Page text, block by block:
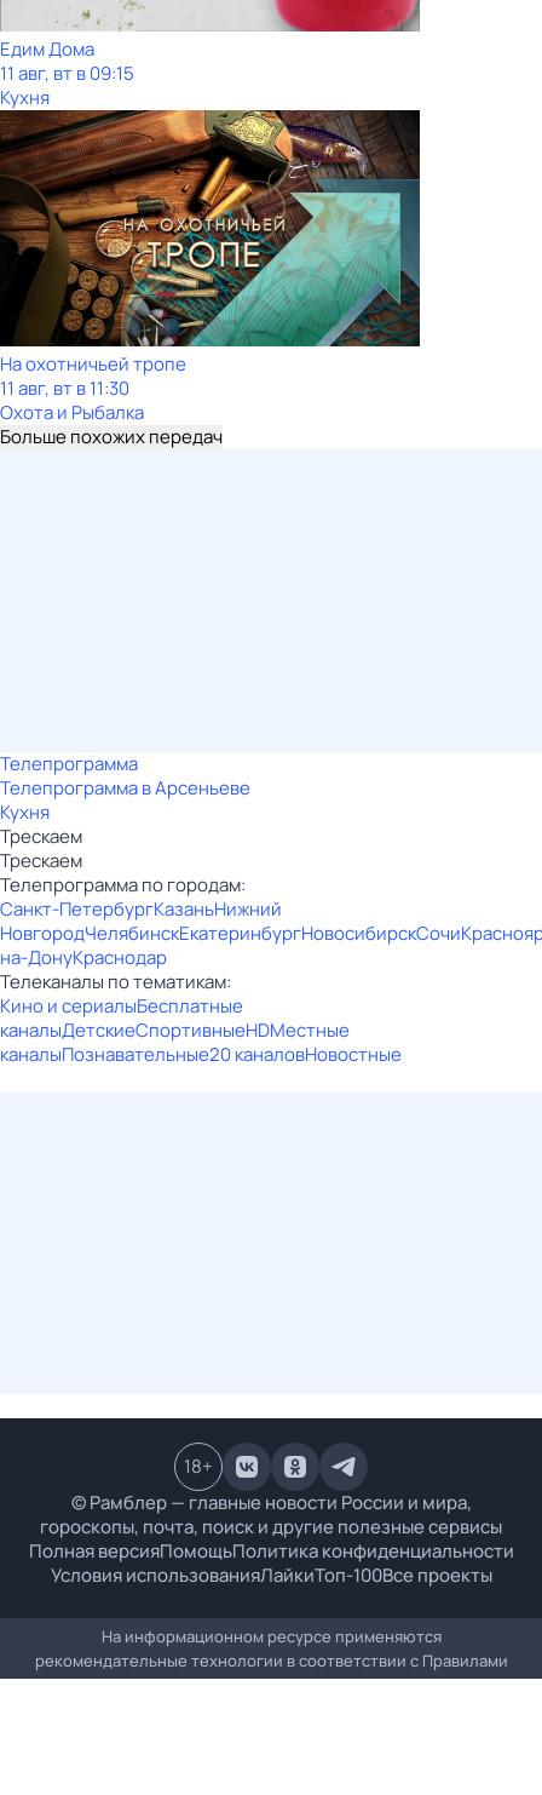
Едим Дома
11 авг, вт в 09:15
Кухня
На охотничьей тропе
11 авг, вт в 11:30
Охота и Рыбалка
Больше похожих передач
Телепрограмма
Телепрограмма в Арсеньеве
Кухня
Трескаем
Трескаем
Телепрограмма по городам:
Санкт-ПетербургКазаньНижний
НовгородЧелябинскЕкатеринбургНовосибирскСочи
на-ДонуКраснодар
Телеканалы по тематикам:
Кино и сериалыБесплатные
каналыДетскиеСпортивныеHDМестные
каналыПознавательные20 каналовНовостные
© Рамблер — главные новости России и мира,
гороскопы, почта, поиск и другие полезные сервисы
Полная версияПомощьПолитика конфиденциальности
Условия использованияЛайкиТоп-100Все проекты
18+
На информационном ресурсе применяются
рекомендательные технологии в соответствии с Правилами